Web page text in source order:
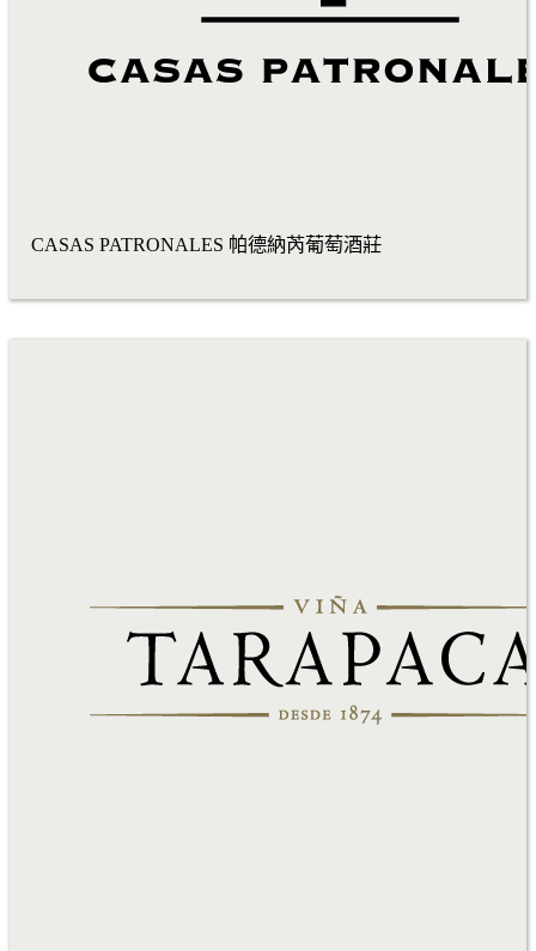
CASAS PATRONALES 帕德納芮葡萄酒莊